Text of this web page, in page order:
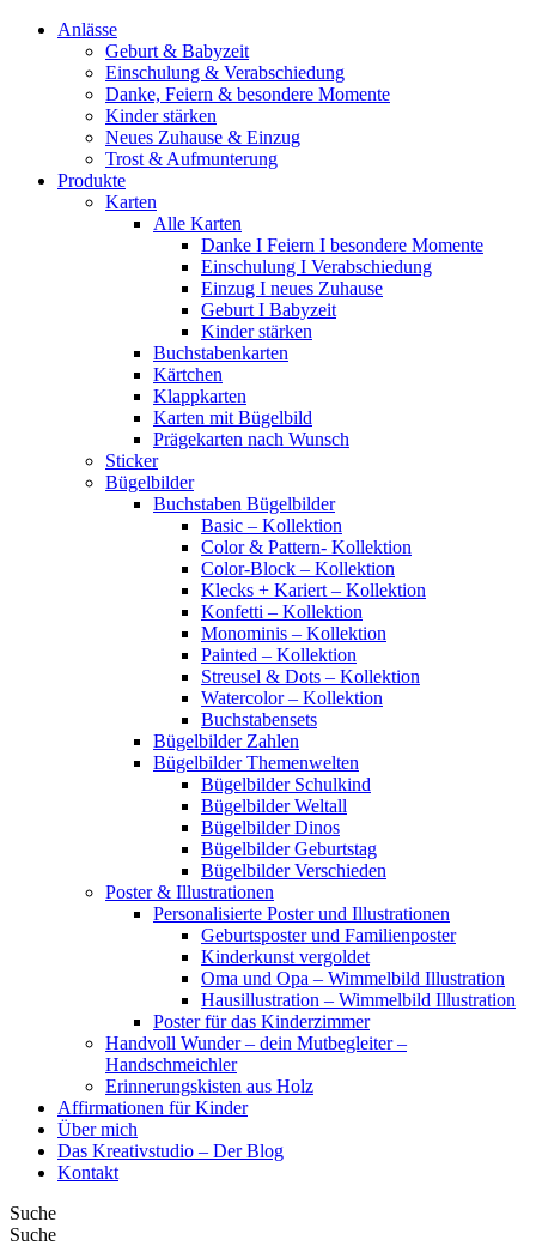
Anlässe
Geburt & Babyzeit
Einschulung & Verabschiedung
Danke, Feiern & besondere Momente
Kinder stärken
Neues Zuhause & Einzug
Trost & Aufmunterung
Produkte
Karten
Alle Karten
Danke I Feiern I besondere Momente
Einschulung I Verabschiedung
Einzug I neues Zuhause
Geburt I Babyzeit
Kinder stärken
Buchstabenkarten
Kärtchen
Klappkarten
Karten mit Bügelbild
Prägekarten nach Wunsch
Sticker
Bügelbilder
Buchstaben Bügelbilder
Basic – Kollektion
Color & Pattern- Kollektion
Color-Block – Kollektion
Klecks + Kariert – Kollektion
Konfetti – Kollektion
Monominis – Kollektion
Painted – Kollektion
Streusel & Dots – Kollektion
Watercolor – Kollektion
Buchstabensets
Bügelbilder Zahlen
Bügelbilder Themenwelten
Bügelbilder Schulkind
Bügelbilder Weltall
Bügelbilder Dinos
Bügelbilder Geburtstag
Bügelbilder Verschieden
Poster & Illustrationen
Personalisierte Poster und Illustrationen
Geburtsposter und Familienposter
Kinderkunst vergoldet
Oma und Opa – Wimmelbild Illustration
Hausillustration – Wimmelbild Illustration
Poster für das Kinderzimmer
Handvoll Wunder – dein Mutbegleiter –
Handschmeichler
Erinnerungskisten aus Holz
Affirmationen für Kinder
Über mich
Das Kreativstudio – Der Blog
Kontakt
Suche
Suche